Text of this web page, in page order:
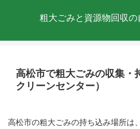
粗大ごみと資源物回収の
高松市で粗大ごみの収集・
クリーンセンター）
高松市の粗大ごみの持ち込み場所は